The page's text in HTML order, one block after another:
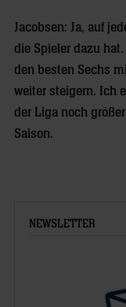
Jacobsen: Ja, auf
die Spieler dazu
den besten Sechs
weiter steigern. Ich
der Liga noch
Saison.
NEWSLETTER